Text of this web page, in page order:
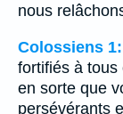
nous
Colossiens
fortifiés à tous
en sorte que
persévérants